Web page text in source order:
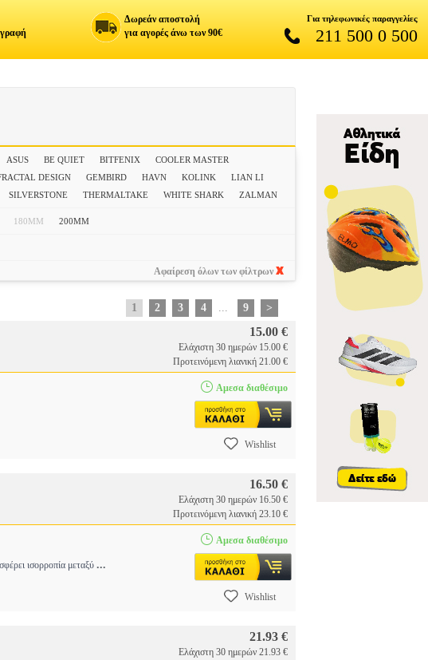
Δωρεάν αποστολή
για αγορές άνω των 90€
Για τηλεφωνικές παραγγελίες
211 500 0 500
ASUS BE QUIET BITFENIX
COOLER MASTER
DESIGN GEMBIRD HAVN KOLINK
LIAN LI
SILVERSTONE THERMALTAKE WHITE SHARK ZALMAN
180MM 200MM
Αφαίρεση όλων των φίλτρων
1 2 3 4 ... 9
>
15.00 €
Ελάχιστη 30 ημερών 15.00 €
Προτεινόμενη λιανική 21.00 €
Αμεσα διαθέσιμο
Wishlist
16.50 €
Ελάχιστη 30 ημερών 16.50 €
Προτεινόμενη λιανική 23.10 €
ισορροπία μεταξύ ...
Αμεσα διαθέσιμο
Wishlist
21.93 €
Ελάχιστη 30 ημερών 21.93 €